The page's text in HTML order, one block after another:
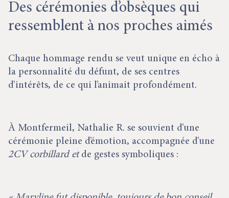
Des cérémonies d’obsèques qui
ressemblent à nos proches aimés
Chaque hommage rendu se veut unique en écho à
la personnalité du défunt, de ses centres
d’intérêts, de ce qui l’animait profondément.
À Montfermeil, Nathalie R. se souvient d’une
cérémonie pleine d’émotion, accompagnée d’une
2CV corbillard etde gestes symboliques :